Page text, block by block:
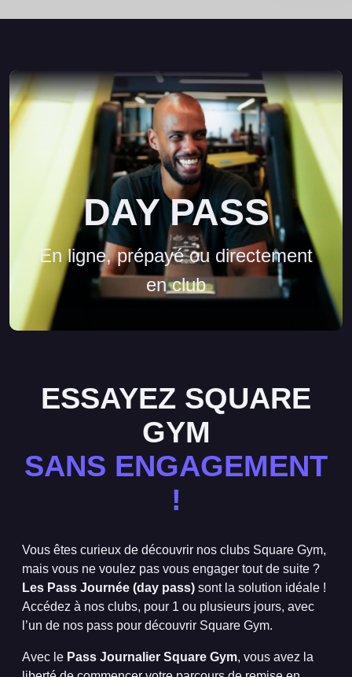
DAY PASS
En ligne, prépayé ou directement
en club
ESSAYEZ SQUARE
GYM
SANS ENGAGEMENT
!
Vous êtes curieux de découvrir nos clubs Square Gym,
mais vous ne voulez pas vous engager tout de suite ?
Les Pass Journée (day pass) sont la solution idéale !
Accédez à nos clubs, pour 1 ou plusieurs jours, avec
l’un de nos pass pour découvrir Square Gym.
Avec le Pass Journalier Square Gym, vous avez la